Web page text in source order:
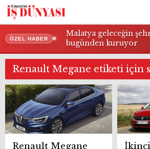
ÖZEL HABER
Malatya geleceğin
bugünden kuruyor
Renault Megane etiketi için
Renault Megane